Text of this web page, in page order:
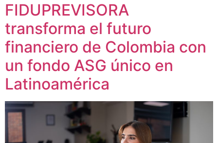
FIDUPREVISORA
transforma el futuro
financiero de Colombia con
un fondo ASG único en
Latinoamérica